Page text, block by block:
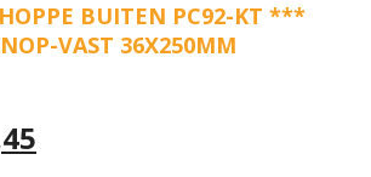
BUITEN PC92-KT ***
VAST 36X250MM